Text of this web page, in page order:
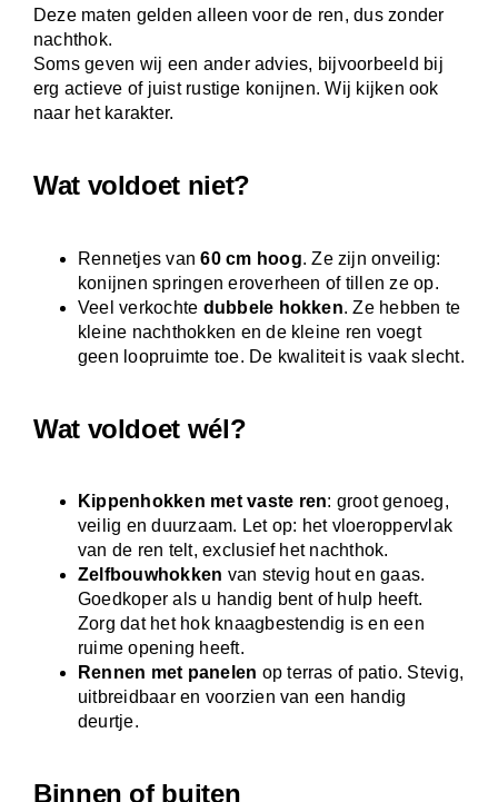
Deze maten gelden alleen voor de ren, dus zonder
nachthok.
Soms geven wij een ander advies, bijvoorbeeld bij
erg actieve of juist rustige konijnen. Wij kijken ook
naar het karakter.
Wat voldoet niet?
Rennetjes van60 cm hoog. Ze zijn onveilig:
konijnen springen eroverheen of tillen ze op.
Veel verkochte dubbele hokken. Ze hebben te
kleine nachthokken en de kleine ren voegt
geen loopruimte toe. De kwaliteit is vaak slecht.
Wat voldoet wél?
Kippenhokken met vaste ren: groot genoeg,
veilig en duurzaam. Let op: het vloeroppervlak
van de ren telt, exclusief het nachthok.
Zelfbouwhokken van stevig hout en gaas.
Goedkoper als u handig bent of hulp heeft.
Zorg dat het hok knaagbestendig is en een
ruime opening heeft.
Rennen met panelen op terras of patio. Stevig,
uitbreidbaar en voorzien van een handig
deurtje.
Binnen of buiten